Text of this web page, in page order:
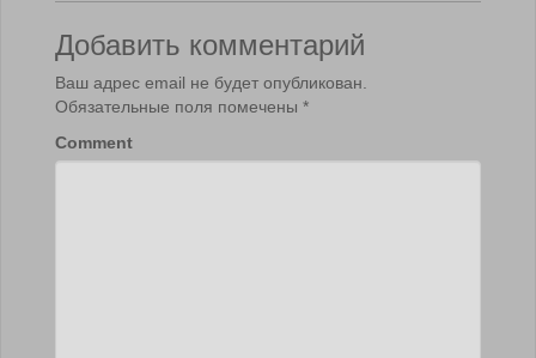
Добавить комментарий
Ваш адрес email не будет опубликован.
Обязательные поля помечены *
Comment